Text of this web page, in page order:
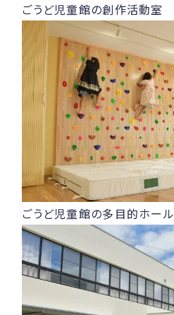
ごうど児童館の創作活動室
ごうど児童館の多目的ホール